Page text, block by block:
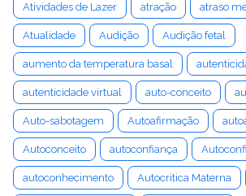
Atividades de Lazer atração atraso
Atualidade Audição Audição fetal
aumento da temperatura basal
autenticidade virtual auto-conceito
Auto-sabotagem Autoafirmação
Autoconceito autoconfiança
autoconhecimento Autocrítica Materna